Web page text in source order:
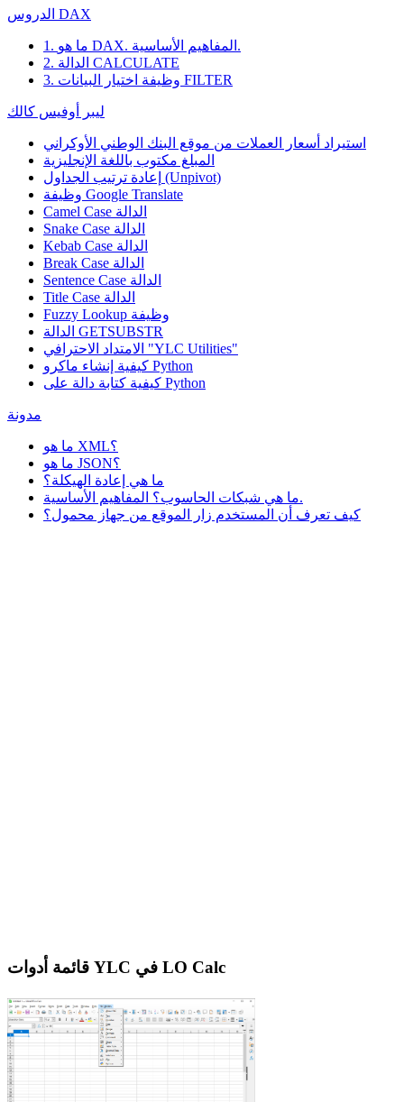
الدروس DAX
1. ما هو DAX. المفاهيم الأساسية.
2. الدالة CALCULATE
3. وظيفة اختيار البيانات FILTER
ليبر أوفيس كالك
استيراد أسعار العملات من موقع البنك الوطني الأوكراني
المبلغ مكتوب باللغة الإنجليزية
إعادة ترتيب الجداول (Unpivot)
Google Translate
Camel Case الدالة
Snake Case الدالة
Kebab Case الدالة
Break Case الدالة
Sentence Case الدالة
Title Case الدالة
Fuzzy Lookup وظيفة
الدالة GETSUBSTR
الامتداد الاحترافي "YLC Utilities"
كيفية إنشاء ماكرو Python
كيفية كتابة دالة على Python
مدونة
ما هو XML؟
ما هو JSON؟
ما هي إعادة الهيكلة؟
ما هي شبكات الحاسوب؟ المفاهيم الأساسية.
كيف تعرف أن المستخدم زار الموقع من جهاز محمول؟
قائمة أدوات YLC في LO Calc